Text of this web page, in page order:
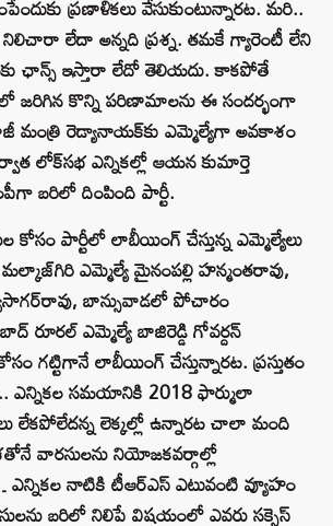
ప్రణాళికలు వేసుకుంటున్నారట. మరి..
నిలిచారా లేదా అన్నది ప్రశ్న. తమకే గ్యారెంటీ లేని
ఛాన్స్‌ ఇస్తారా లేదో తెలియదు. కాకపోతే
జరిగిన కొన్ని పరిణామాలను ఈ సందర్భంగా
మంత్రి రెడ్యానాయక్‌కు ఎమ్మెల్యేగా అవకాశం
లోక్‌సభ ఎన్నికల్లో ఆయన కుమార్తె
బరిలో దింపింది పార్టీ.
కోసం పార్టీలో లాబీయింగ్‌ చేస్తున్న ఎమ్మెల్యేలు
మల్కాజ్‌గిరి ఎమ్మెల్యే మైనంపల్లి హన్మంతరావు,
బాన్సువాడలో పోచారం
రూరల్‌ ఎమ్మెల్యే బాజిరెడ్డి గోవర్దన్‌
గట్టిగానే లాబీయింగ్‌ చేస్తున్నారట. ప్రస్తుతం
ఎన్నికల సమయానికి 2018 ఫార్ములా
లేకపోలేదన్న లెక్కల్లో ఉన్నారట చాలా మంది
వారసులను నియోజకవర్గాల్లో
ఎన్నికల నాటికి టీఆర్ఎస్‌ ఎటువంటి వ్యూహం
బరిలో నిలిపే విషయంలో ఎవరు సక్సెస్‌